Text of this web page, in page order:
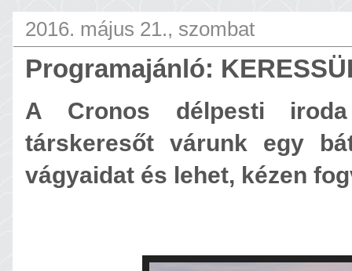
2016. május 21., szombat
Programajánló:
A Cronos délpesti iroda
társkeresőt várunk egy
vágyaidat és lehet, kézen